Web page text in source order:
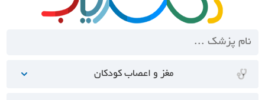
مغز و اعصاب کودکان